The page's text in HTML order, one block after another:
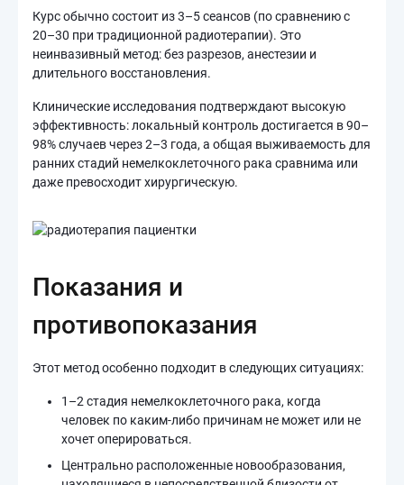
Курс обычно состоит из 3–5 сеансов (по сравнению с
20–30 при традиционной радиотерапии). Это
неинвазивный метод: без разрезов, анестезии и
длительного восстановления.
Клинические исследования подтверждают высокую
эффективность: локальный контроль достигается в 90–
98% случаев через 2–3 года, а общая выживаемость для
ранних стадий немелкоклеточного рака сравнима или
даже превосходит хирургическую.
Показания и
противопоказания
Этот метод особенно подходит в следующих ситуациях:
1–2 стадия немелкоклеточного рака, когда
человек по каким-либо причинам не может или не
хочет оперироваться.
Центрально расположенные новообразования,